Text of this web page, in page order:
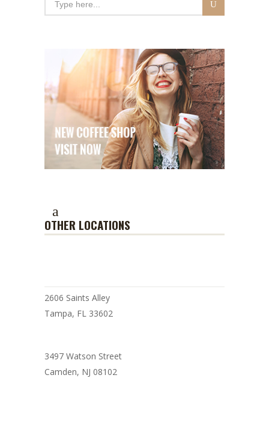
OTHER LOCATIONS
2606 Saints Alley
Tampa, FL 33602
3497 Watson Street
Camden, NJ 08102